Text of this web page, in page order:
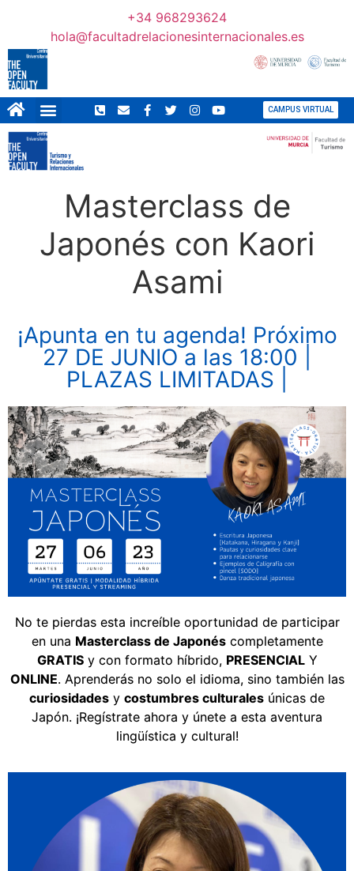
+34 968293624
hola@facultadrelacionesinternacionales.es
CAMPUS VIRTUAL
Masterclass de
Japonés con Kaori
Asami
¡Apunta en tu agenda! Próximo
27 DE JUNIO a las 18:00 |
PLAZAS LIMITADAS |
No te pierdas esta increíble oportunidad de participar
en una Masterclass de Japonéscompletamente
GRATISy con formato híbrido, PRESENCIALY
ONLINE. Aprenderás no solo el idioma, sino también las
curiosidades y costumbres culturales únicas de
Japón. ¡Regístrate ahora y únete a esta aventura
lingüística y cultural!